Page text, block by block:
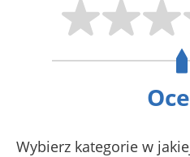
Wybierz kategorie w